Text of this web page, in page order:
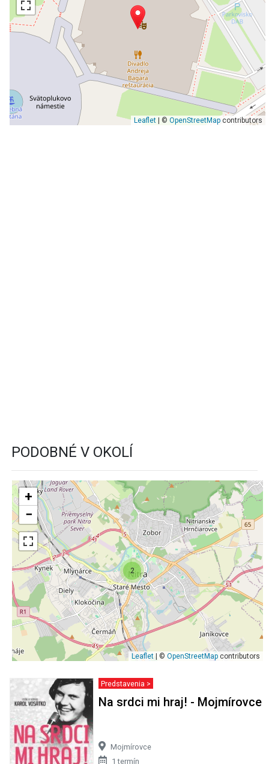
Leaflet| © OpenStreetMapcontributors
PODOBNÉ V OKOLÍ
2
+
−
Leaflet | © OpenStreetMap contributors
Predstavenia >
Na srdci mi hraj! - Mojmírovce
Mojmírovce
1 termín